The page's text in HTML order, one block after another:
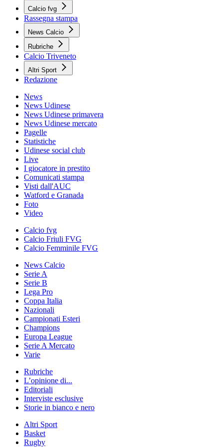
Calcio fvg
Rassegna stampa
News Calcio
Rubriche
Calcio Triveneto
Altri Sport
Redazione
News
News Udinese
News Udinese primavera
News Udinese mercato
Pagelle
Statistiche
Udinese social club
Live
I giocatore in prestito
Comunicati stampa
Visti dall'AUC
Watford e Granada
Foto
Video
Calcio fvg
Calcio Friuli FVG
Calcio Femminile FVG
News Calcio
Serie A
Serie B
Lega Pro
Coppa Italia
Nazionali
Campionati Esteri
Champions
Europa League
Serie A Mercato
Varie
Rubriche
L’opinione di...
Editoriali
Interviste esclusive
Storie in bianco e nero
Altri Sport
Basket
Rugby